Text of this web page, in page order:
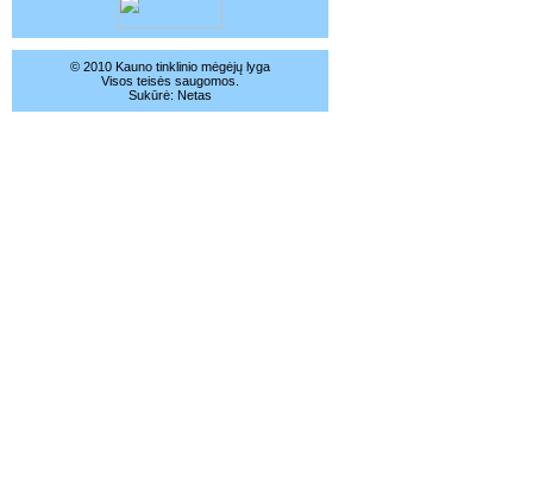
© 2010 Kauno tinklinio mėgėjų lyga
Visos teisės saugomos.
Sukūrė: Netas